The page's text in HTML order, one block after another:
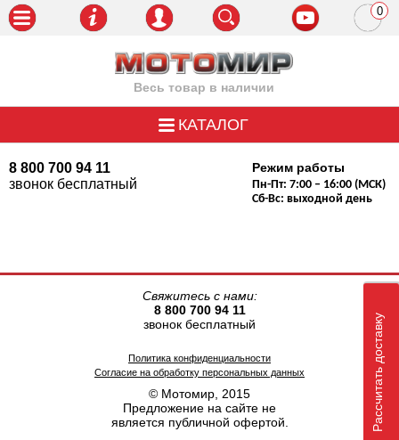
Весь товар в наличии
8 800 700 94 11
звонок бесплатный
Режим работы
Пн-Пт: 7:00 – 16:00 (МСК)
Сб-Вс: выходной день
0
КАТАЛОГ
© Мотомир, 2015
Предложение на сайте не
является публичной офертой.
Политика конфиденциальности
Согласие на обработку персональных данных
Свяжитесь с нами:
8 800 700 94 11
звонок бесплатный
Рассчитать доставку